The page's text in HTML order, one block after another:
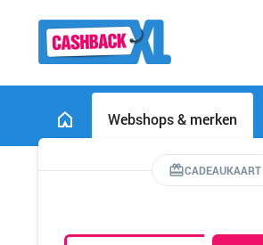
Webshops & merken
CADEAUKAART